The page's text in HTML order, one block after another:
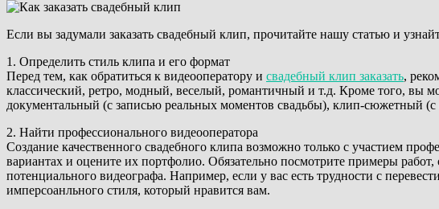
Если вы задумали заказать свадебный клип, прочитайте нашу статью и
1. Определить стиль клипа и его формат
Перед тем, как обратиться к видеооператору и свадебный клип заказать,
классический, ретро, модный, веселый, романтичный и т.д. Кроме того, вы
документальный (с записью реальных моментов свадьбы), клип-сюжетный
2. Найти профессионального видеооператора
Создание качественного свадебного клипа возможно только с участием
вариантах и оцените их портфолио. Обязательно посмотрите примеры
потенциального видеографа. Например, если у вас есть трудности с
имперсоанльного стиля, который нравится вам.